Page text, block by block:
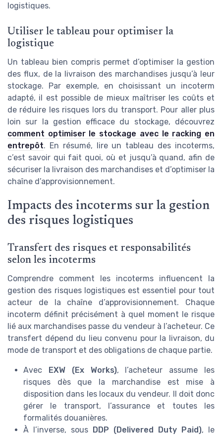
logistiques.
Utiliser le tableau pour optimiser la
logistique
Un tableau bien compris permet d’optimiser la gestion
des flux, de la livraison des marchandises jusqu’à leur
stockage. Par exemple, en choisissant un incoterm
adapté, il est possible de mieux maîtriser les coûts et
de réduire les risques lors du transport. Pour aller plus
loin sur la gestion efficace du stockage, découvrez
comment optimiser le stockage avec le racking en
entrepôt. En résumé, lire un tableau des incoterms,
c’est savoir qui fait quoi, où et jusqu’à quand, afin de
sécuriser la livraison des marchandises et d’optimiser la
chaîne d’approvisionnement.
Impacts des incoterms sur la gestion
des risques logistiques
Transfert des risques et responsabilités
selon les incoterms
Comprendre comment les incoterms influencent la
gestion des risques logistiques est essentiel pour tout
acteur de la chaîne d’approvisionnement. Chaque
incoterm définit précisément à quel moment le risque
lié aux marchandises passe du vendeur à l’acheteur. Ce
transfert dépend du lieu convenu pour la livraison, du
mode de transport et des obligations de chaque partie.
Avec EXW (Ex Works), l’acheteur assume les
risques dès que la marchandise est mise à
disposition dans les locaux du vendeur. Il doit donc
gérer le transport, l’assurance et toutes les
formalités douanières.
À l’inverse, sous
DDP (Delivered Duty Paid), le